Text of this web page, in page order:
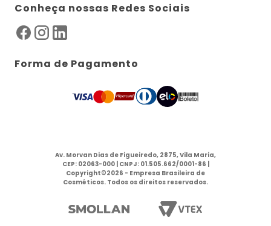
Conheça nossas Redes Sociais
Forma de Pagamento
Av. Morvan Dias de Figueiredo, 2875, Vila Maria,
CEP: 02063-000 | CNPJ: 01.505.662/0001-86 |
Copyright©2026 - Empresa Brasileira de
Cosméticos. Todos os direitos reservados.